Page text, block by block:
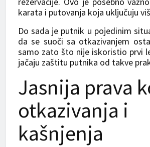
karata i putovanja koja uključuju
Do sada je putnik u pojedinim
da se suoči sa otkazivanjem
samo zato što nije iskoristio prvi
jačaju zaštitu putnika od takve
Jasnija prava
otkazivanja i
kašnjenja